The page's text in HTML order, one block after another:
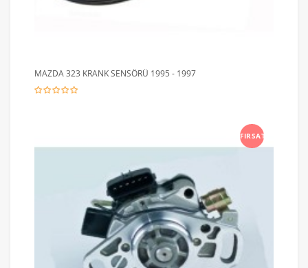
MAZDA 323 KRANK SENSÖRÜ 1995 - 1997
FIRSAT